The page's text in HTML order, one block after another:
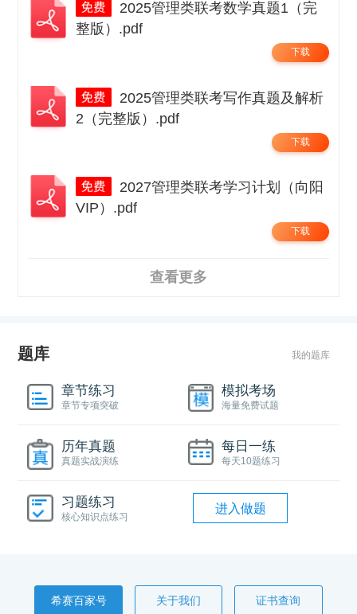
整版）.pdf
下载
2（完整版）.pdf
下载
VIP）.pdf
下载
查看更多
题库 我的题库
章节练习
章节专项突破
模拟考场
海量免费试题
历年真题
真题实战演练
每日一练
每天10题练习
习题练习
核心知识点练习
进入做题
希赛百家号 关于我们 证书查询